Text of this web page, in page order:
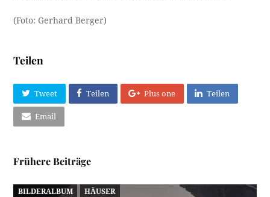
(Foto: Gerhard Berger)
Teilen
Tweet Teilen Plus one Teilen
Email
Frühere Beiträge
BILDERALBUM HÄUSER